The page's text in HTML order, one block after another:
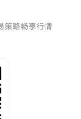
策略畅享行情